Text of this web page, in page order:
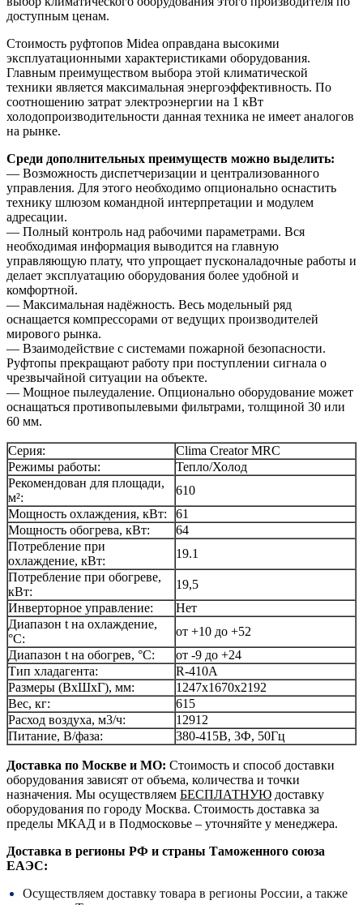
доступным ценам.
Стоимость руфтопов Midea оправдана высокими
эксплуатационными характеристиками оборудования.
Главным преимуществом выбора этой климатической
техники является максимальная энергоэффективность. По
соотношению затрат электроэнергии на 1 кВт
холодопроизводительности данная техника не имеет аналогов
на рынке.
Среди дополнительных преимуществ можно выделить:
— Возможность диспетчеризации и централизованного
управления. Для этого необходимо опционально оснастить
технику шлюзом командной интерпретации и модулем
адресации.
— Полный контроль над рабочими параметрами. Вся
необходимая информация выводится на главную
управляющую плату, что упрощает пусконаладочные работы и
делает эксплуатацию оборудования более удобной и
комфортной.
— Максимальная надёжность. Весь модельный ряд
оснащается компрессорами от ведущих производителей
мирового рынка.
— Взаимодействие с системами пожарной безопасности.
Руфтопы прекращают работу при поступлении сигнала о
чрезвычайной ситуации на объекте.
— Мощное пылеудаление. Опционально оборудование может
оснащаться противопылевыми фильтрами, толщиной 30 или
60 мм.
Серия:
Clima Creator MRC
Режимы работы:
Тепло/Холод
Рекомендован для площади,
м²:
610
Мощность охлаждения, кВт:
61
Мощность обогрева, кВт:
64
Потребление при
охлаждение, кВт:
19.1
Потребление при обогреве,
кВт:
19,5
Инверторное управление:
Нет
Диапазон t на охлаждение,
°С:
от +10 до +52
Диапазон t на обогрев, °С:
от -9 до +24
Тип хладагента:
R-410A
Размеры (ВхШхГ), мм:
1247х1670х2192
Вес, кг:
615
Расход воздуха, м3/ч:
12912
Питание, В/фаза:
380-415В, 3Ф, 50Гц
Доставка по Москве и МО: Стоимость и способ доставки
оборудования зависят от объема, количества и точки
назначения. Мы осуществляем БЕСПЛАТНУЮ доставку
оборудования по городу Москва. Стоимость доставка за
пределы МКАД и в Подмосковье – уточняйте у менеджера.
Доставка в регионы РФ и страны Таможенного союза
ЕАЭС:
Осуществляем доставку товара в регионы России, а также